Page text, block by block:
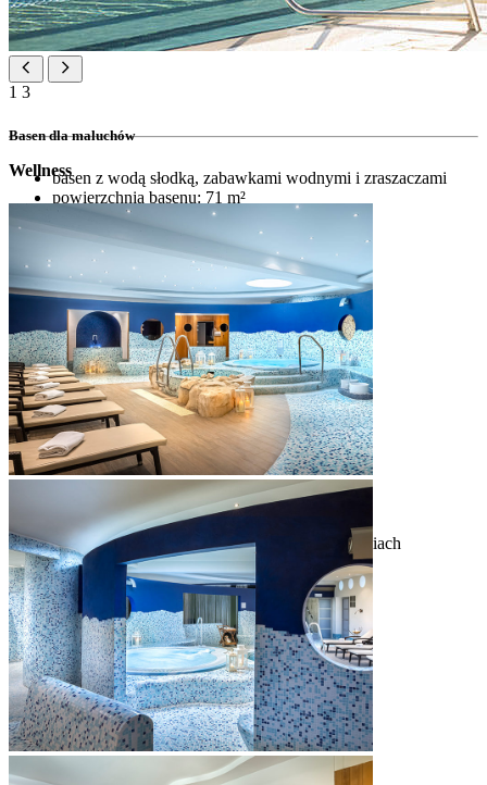
1 3
Basen dla maluchów
basen z wodą słodką, zabawkami wodnymi i zraszaczami
powierzchnia basenu: 71 m²
głębokość: 20 cm
zacieniony i podgrzewany
Basen dla dzieci
basen z wodą słodką
zraszacze i zjeżdżalnie
wodny zamek
powierzchnia basenu: 120 m²
głębokość: 40 cm
podgrzewany
Zjeżdżalnie ekstremalne i rekreacyjne
basen z wodą słodką
1 szeroka zjeżdżalnia wodna
4 zjeżdżalnie ekstremalne o różnych wysokościach
Wellness